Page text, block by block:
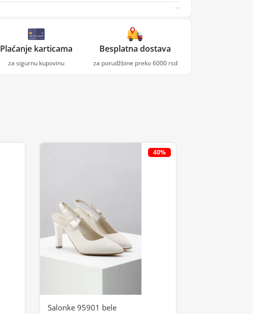
Plaćanje karticama
za sigurnu kupovinu
Besplatna dostava
za porudžbine preko 6000 rsd
40%
Salonke 95901 bele